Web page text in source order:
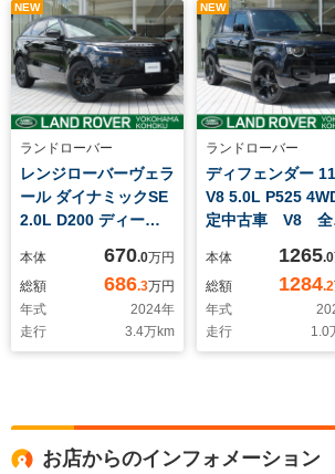
NEW
ランドローバー
レンジローバーヴェラ
ール ダイナミックSE
2.0L D200 ディーゼ
古車 MERIDIANサウ
ンド シートヒーター
＆クーラー 固定式パ
ノラミックルーフ ブ
ラックエクステリアパ
リングホイールヒータ
ー 電動調整ステアリ
本体 670.0万円
総額
686.3万円
年式
2024年
走行
3.4万km
NEW
ランドローバー
ディフェンダー
V8 5.0L P525
定中古車 V8 全
テリアビューミ
前席シートクー
スライディングパ
ミックルーフ 電
整ステアリングコ
ラウンド
本体 1265.0
総額
1284.2
年式
走行
1.0
お店からのインフォメーション